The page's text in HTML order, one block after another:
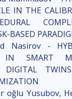
IN THE
BASED
Nasirov -
IN SMART
DIGITAL
oğlu Yusubov,